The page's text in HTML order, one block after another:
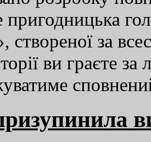
пригодницька
створеної за
ви граєте